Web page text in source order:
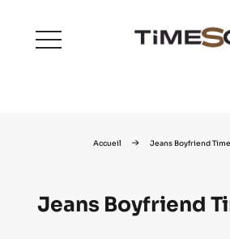
menu
Accueil Jeans Boyfriend
Jeans Boyfriend